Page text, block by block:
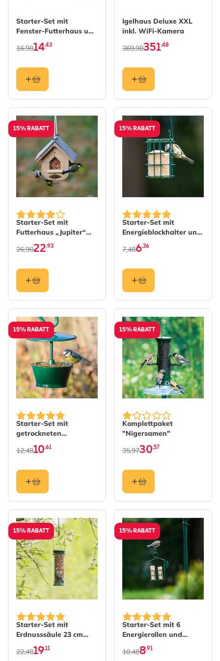
Starter-Set mit
Fenster-Futterhaus und
Vogelfutter
16,9814,43
Igelhaus Deluxe XXL
inkl. WiFi-Kamera
369,98351,48
15% RABATT
Starter-Set mit
Futterhaus „Jupiter“
und Erdnüssen
The price depends on the options chosen on the
26,9822,93
15% RABATT
Starter-Set mit
Energieblockhalter und
einem Fettblock
The price depends on the
7,486,36
15% RABATT
Starter-Set mit
getrockneten
Mehlwürmern
The price depends on the options chosen on the
12,4810,61
15% RABATT
Komplettpaket
"Nigersamen"
The price depends on the
35,9730,57
15% RABATT
Starter-Set mit
Erdnusssäule 23 cm
und Erdnüssen
The price depends on the options chosen on the
22,4819,11
15% RABATT
Starter-Set mit 6
Energierollen und
passendem Halter
The price depends on the
10,488,91